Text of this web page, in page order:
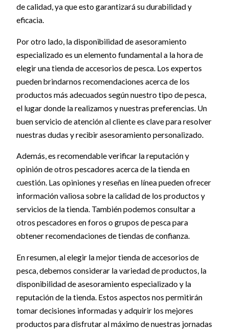
de calidad, ya que esto garantizará su durabilidad y
eficacia.
Por otro lado, la disponibilidad de asesoramiento
especializado es un elemento fundamental a la hora de
elegir una tienda de accesorios de pesca. Los expertos
pueden brindarnos recomendaciones acerca de los
productos más adecuados según nuestro tipo de pesca,
el lugar donde la realizamos y nuestras preferencias. Un
buen servicio de atención al cliente es clave para resolver
nuestras dudas y recibir asesoramiento personalizado.
Además, es recomendable verificar la reputación y
opinión de otros pescadores acerca de la tienda en
cuestión. Las opiniones y reseñas en línea pueden ofrecer
información valiosa sobre la calidad de los productos y
servicios de la tienda. También podemos consultar a
otros pescadores en foros o grupos de pesca para
obtener recomendaciones de tiendas de confianza.
En resumen, al elegir la mejor tienda de accesorios de
pesca, debemos considerar la variedad de productos, la
disponibilidad de asesoramiento especializado y la
reputación de la tienda. Estos aspectos nos permitirán
tomar decisiones informadas y adquirir los mejores
productos para disfrutar al máximo de nuestras jornadas